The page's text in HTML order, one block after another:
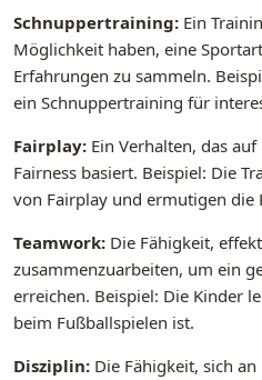
Schnuppertraining: Ein
Möglichkeit haben, eine
Erfahrungen zu sammeln.
ein Schnuppertraining für
Fairplay: Ein Verhalten, das
Fairness basiert. Beispiel: Die
von Fairplay und ermutigen die
Teamwork: Die Fähigkeit,
zusammenzuarbeiten, um ein
erreichen. Beispiel: Die Kinder
beim Fußballspielen ist.
Disziplin: Die Fähigkeit, sich